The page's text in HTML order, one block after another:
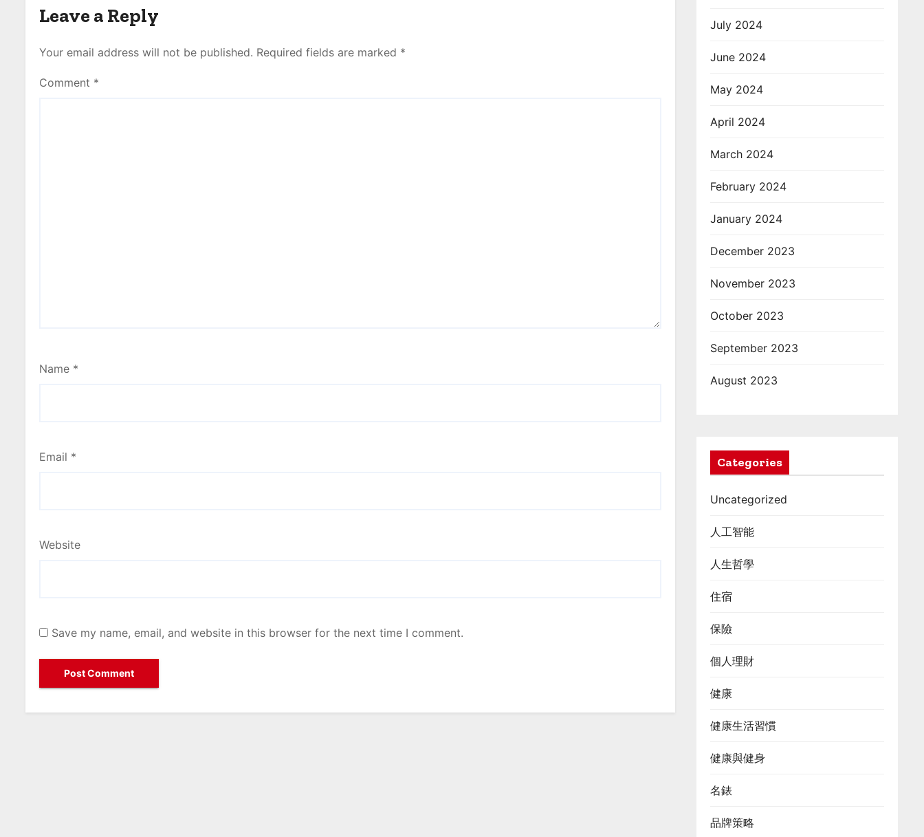
Leave a Reply
Your email address will not be published. Required fields are marked *
Comment *
Name *
Email *
Website
Save my name, email, and website in this browser for the next time I comment.
July 2024
June 2024
May 2024
April 2024
March 2024
February 2024
January 2024
December 2023
November 2023
October 2023
September 2023
August 2023
Categories
Uncategorized
人工智能
人生哲學
住宿
保險
個人理財
健康
健康生活習慣
健康與健身
名錶
品牌策略